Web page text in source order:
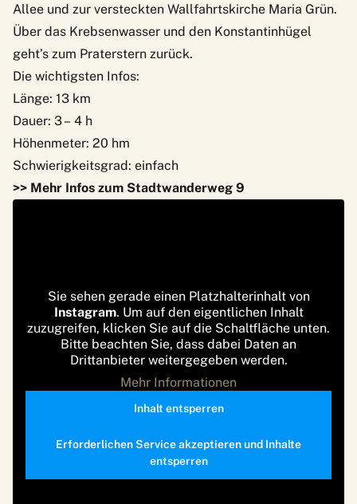
Allee und zur versteckten Wallfahrtskirche Maria Grün.
Über das Krebsenwasser und den Konstantinhügel
geht’s zum Praterstern zurück.
Die wichtigsten Infos:
Länge: 13 km
Dauer: 3 – 4 h
Höhenmeter: 20 hm
Schwierigkeitsgrad: einfach
>> Mehr Infos zum Stadtwanderweg 9
Sie sehen gerade einen Platzhalterinhalt von
Instagram. Um auf den eigentlichen Inhalt
zuzugreifen, klicken Sie auf die Schaltfläche unten.
Bitte beachten Sie, dass dabei Daten an
Drittanbieter weitergegeben werden.
Mehr Informationen
Inhalt entsperren
Erforderlichen Service akzeptieren und Inhalte
entsperren